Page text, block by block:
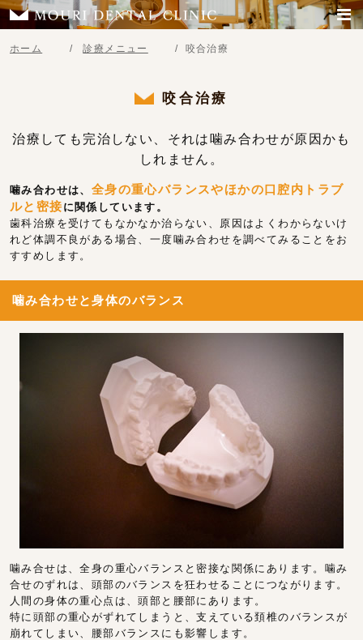
ホーム 診療メニュー 咬合治療
咬合治療
治療しても完治しない、それは噛み合わせが原因かも
しれません。
噛み合わせは、 全身の重心バランスやほかの口腔内トラブ
ルと密接に関係しています。
歯科治療を受けてもなかなか治らない、原因はよくわからないけ
れど体調不良がある場合、一度噛み合わせを調べてみることをお
すすめします。
噛み合わせと身体のバランス
噛み合せは、全身の重心バランスと密接な関係にあります。噛み
合せのずれは、頭部のバランスを狂わせることにつながります。
人間の身体の重心点は、頭部と腰部にあります。
特に頭部の重心がずれてしまうと、支えている頚椎のバランスが
崩れてしまい、腰部バランスにも影響します。